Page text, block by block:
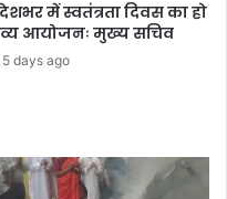
में स्वतंत्रता दिवस का हो
आयोजनः मुख्य सचिव
5 days ago